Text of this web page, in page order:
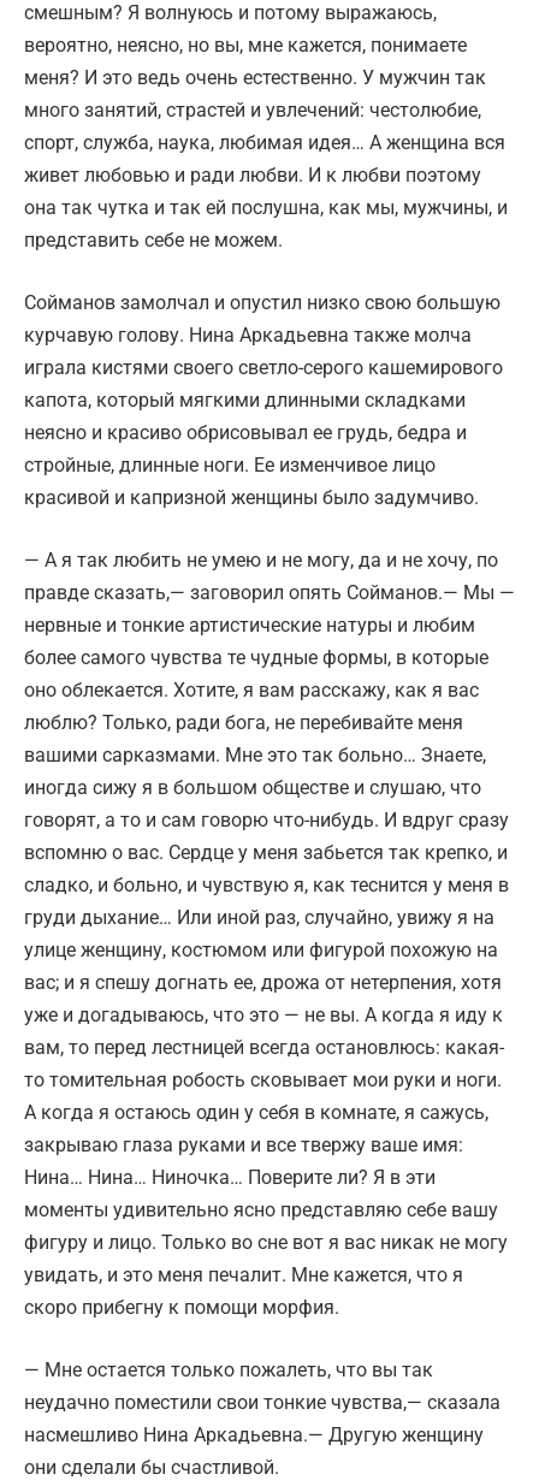
смешным? Я волнуюсь и потому выражаюсь,
вероятно, неясно, но вы, мне кажется, понимаете
меня? И это ведь очень естественно. У мужчин так
много занятий, страстей и увлечений: честолюбие,
спорт, служба, наука, любимая идея… А женщина вся
живет любовью и ради любви. И к любви поэтому
она так чутка и так ей послушна, как мы, мужчины, и
представить себе не можем.
Сойманов замолчал и опустил низко свою большую
курчавую голову. Нина Аркадьевна также молча
играла кистями своего светло-серого кашемирового
капота, который мягкими длинными складками
неясно и красиво обрисовывал ее грудь, бедра и
стройные, длинные ноги. Ее изменчивое лицо
красивой и капризной женщины было задумчиво.
— А я так любить не умею и не могу, да и не хочу, по
правде сказать,— заговорил опять Сойманов.— Мы —
нервные и тонкие артистические натуры и любим
более самого чувства те чудные формы, в которые
оно облекается. Хотите, я вам расскажу, как я вас
люблю? Только, ради бога, не перебивайте меня
вашими сарказмами. Мне это так больно… Знаете,
иногда сижу я в большом обществе и слушаю, что
говорят, а то и сам говорю что-нибудь. И вдруг сразу
вспомню о вас. Сердце у меня забьется так крепко, и
сладко, и больно, и чувствую я, как теснится у меня в
груди дыхание… Или иной раз, случайно, увижу я на
улице женщину, костюмом или фигурой похожую на
вас; и я спешу догнать ее, дрожа от нетерпения, хотя
уже и догадываюсь, что это — не вы. А когда я иду к
вам, то перед лестницей всегда остановлюсь: какая-
то томительная робость сковывает мои руки и ноги.
А когда я остаюсь один у себя в комнате, я сажусь,
закрываю глаза руками и все твержу ваше имя:
Нина… Нина… Ниночка… Поверите ли? Я в эти
моменты удивительно ясно представляю себе вашу
фигуру и лицо. Только во сне вот я вас никак не могу
увидать, и это меня печалит. Мне кажется, что я
скоро прибегну к помощи морфия.
— Мне остается только пожалеть, что вы так
неудачно поместили свои тонкие чувства,— сказала
насмешливо Нина Аркадьевна.— Другую женщину
они сделали бы счастливой.